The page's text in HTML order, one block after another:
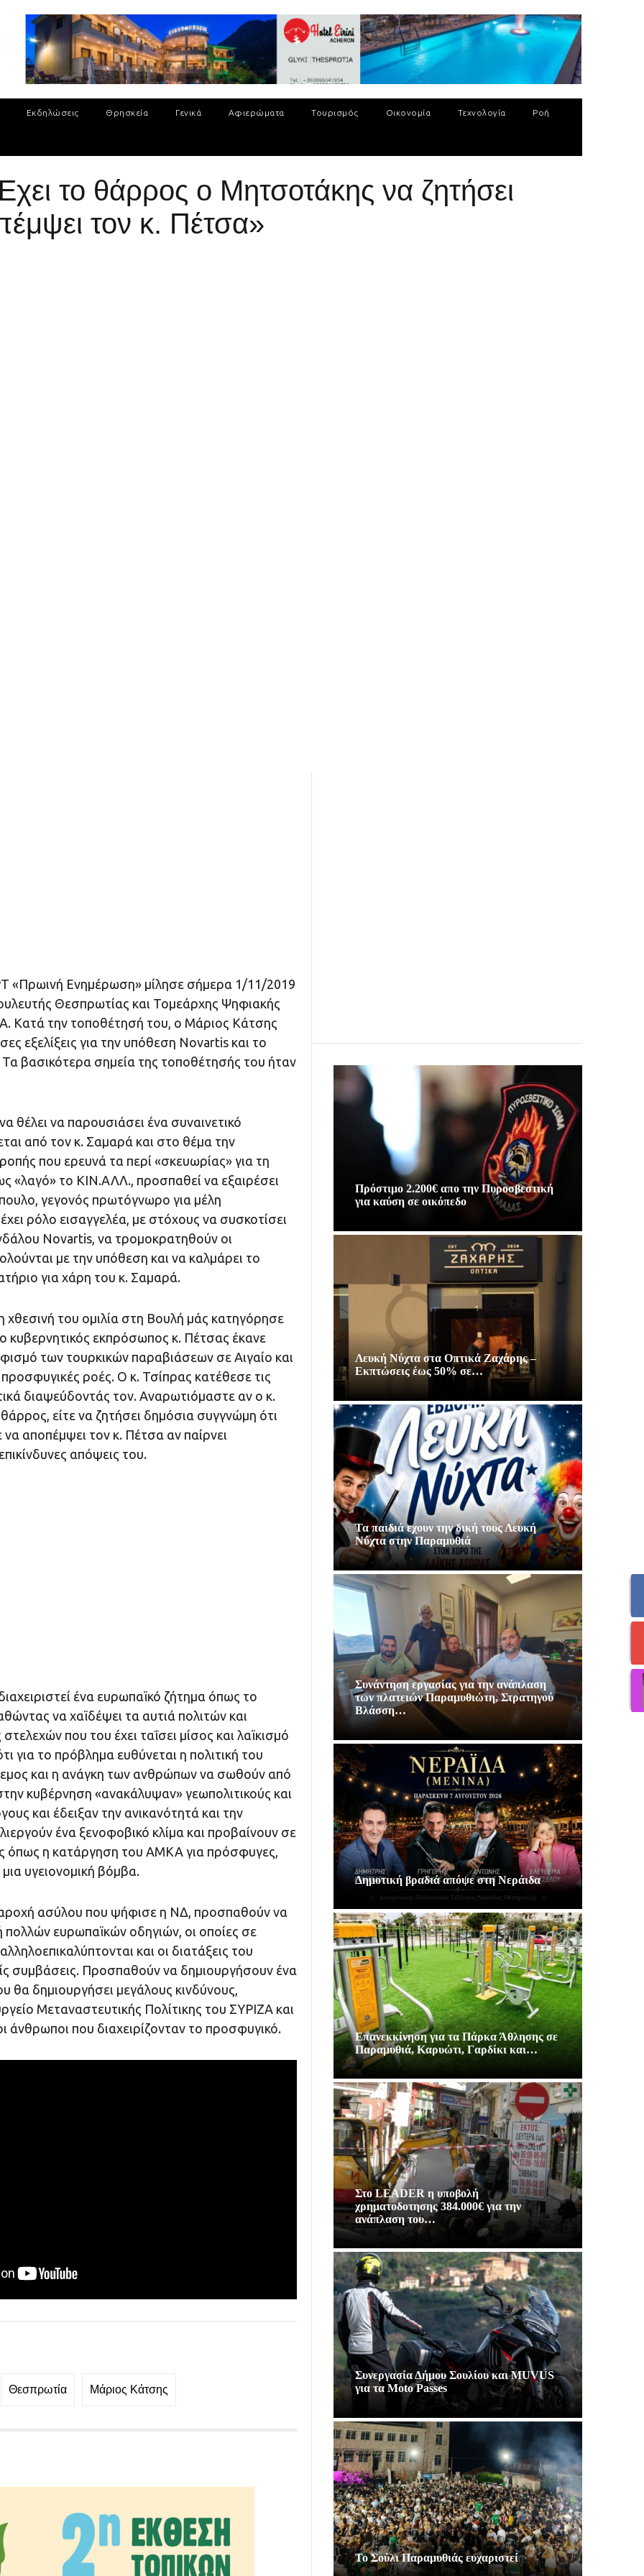
Εκδηλώσεις Θρησκεία Γενικά Αφιερώματα Τουρισμός Οικονομία Τεχνολογία Ροή
το θάρρος ο Μητσοτάκης να ζητήσει
τον κ. Πέτσα»
«Πρωινή Ενημέρωση» μίλησε σήμερα 1/11/2019
Θεσπρωτίας και Τομεάρχης Ψηφιακής
Κατά την τοποθέτησή του, ο Μάριος Κάτσης
εξελίξεις για την υπόθεση Novartis και το
βασικότερα σημεία της τοποθέτησής του ήταν
θέλει να παρουσιάσει ένα συναινετικό
από τον κ. Σαμαρά και στο θέμα την
που ερευνά τα περί «σκευωρίας» για τη
«λαγό» το ΚΙΝ.ΑΛΛ., προσπαθεί να εξαιρέσει
γεγονός πρωτόγνωρο για μέλη
ρόλο εισαγγελέα, με στόχους να συσκοτίσει
Novartis, να τρομοκρατηθούν οι
με την υπόθεση και να καλμάρει το
για χάρη του κ. Σαμαρά.
του ομιλία στη Βουλή μάς κατηγόρησε
κυβερνητικός εκπρόσωπος κ. Πέτσας έκανε
των τουρκικών παραβιάσεων σε Αιγαίο και
ροές. Ο κ. Τσίπρας κατέθεσε τις
διαψεύδοντάς τον. Αναρωτιόμαστε αν ο κ.
είτε να ζητήσει δημόσια συγγνώμη ότι
να αποπέμψει τον κ. Πέτσα αν παίρνει
απόψεις του.
ένα ευρωπαϊκό ζήτημα όπως το
να χαϊδέψει τα αυτιά πολιτών και
που του έχει ταΐσει μίσος και λαϊκισμό
για το πρόβλημα ευθύνεται η πολιτική του
και η ανάγκη των ανθρώπων να σωθούν από
κυβέρνηση «ανακάλυψαν» γεωπολιτικούς και
και έδειξαν την ανικανότητά και την
ένα ξενοφοβικό κλίμα και προβαίνουν σε
όπως η κατάργηση του ΑΜΚΑ για πρόσφυγες,
υγειονομική βόμβα.
ασύλου που ψήφισε η ΝΔ, προσπαθούν να
ευρωπαϊκών οδηγιών, οι οποίες σε
και οι διατάξεις του
συμβάσεις. Προσπαθούν να δημιουργήσουν ένα
θα δημιουργήσει μεγάλους κινδύνους,
Μεταναστευτικής Πολίτικης του ΣΥΡΙΖΑ και
άνθρωποι που διαχειρίζονταν το προσφυγικό.
Θεσπρωτία Μάριος Κάτσης
Πρόστιμο 2.200€ απο την Πυροσβεστική
για καύση σε οικόπεδο
Λευκή Νύχτα στα Οπτικά Ζαχάρης –
Εκπτώσεις έως 50% σε…
Τα παιδιά εχουν την δική τους Λευκή
Νύχτα στην Παραμυθιά
Συνάντηση εργασίας για την ανάπλαση
των πλατειών Παραμυθιώτη, Στρατηγού
Βλάσση…
Δημοτική βραδιά απόψε στη Νεράιδα
Επανεκκίνηση για τα Πάρκα Άθλησης σε
Παραμυθιά, Καρυώτι, Γαρδίκι και…
Στο LEADER η υποβολή
χρηματοδοτησης 384.000€ για την
ανάπλαση του…
Συνεργασία Δήμου Σουλίου και MUVUS
για τα Moto Passes
Το Σούλι Παραμυθιάς ευχαριστεί